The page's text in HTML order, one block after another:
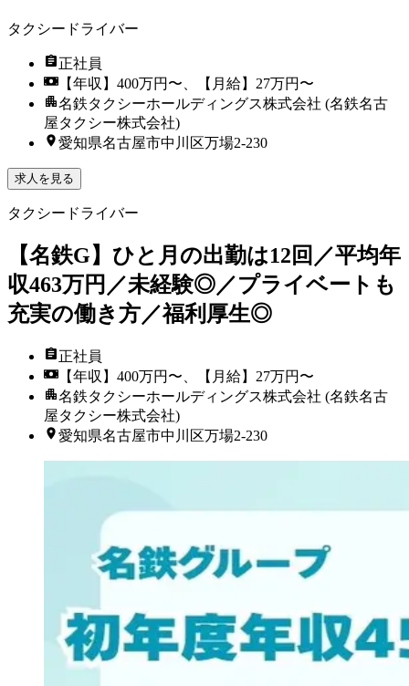
タクシードライバー
正社員
【年収】400万円〜、【月給】27万円〜
名鉄タクシーホールディングス株式会社 (名鉄名古
屋タクシー株式会社)
愛知県名古屋市中川区万場2-230
求人を見る
タクシードライバー
【名鉄G】ひと月の出勤は12回／平均年
収463万円／未経験◎／プライベートも
充実の働き方／福利厚生◎
正社員
【年収】400万円〜、【月給】27万円〜
名鉄タクシーホールディングス株式会社 (名鉄名古
屋タクシー株式会社)
愛知県名古屋市中川区万場2-230